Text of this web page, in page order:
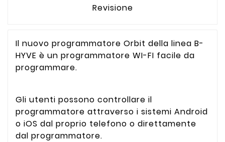
Revisione
Il nuovo programmatore Orbit della linea B-
HYVE è un programmatore WI-FI facile da
programmare.
Gli utenti possono controllare il
programmatore attraverso i sistemi Android
o iOS dal proprio telefono o direttamente
dal programmatore.